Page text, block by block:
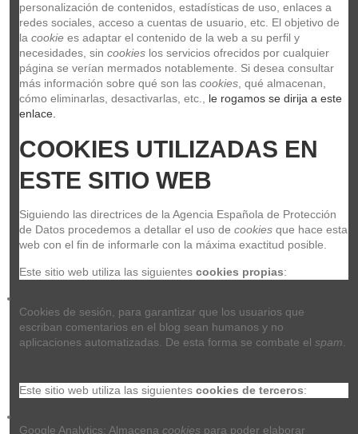
Levys MPFB-002
MPFB-002
PERRIS 1309
PERRIS
14,00 €
personalización de contenidos, estadísticas de uso, enlaces a
redes sociales, acceso a cuentas de usuario, etc. El objetivo de
la cookie es adaptar el contenido de la web a su perfil y
necesidades, sin cookies los servicios ofrecidos por cualquier
página se verían mermados notablemente. Si desea consultar
más información sobre qué son las cookies , qué almacenan,
cómo eliminarlas, desactivarlas, etc.,
le rogamos se dirija a este
enlace.
COOKIES UTILIZADAS EN
ESTE SITIO WEB
Siguiendo las directrices de la Agencia Española de Protección
de Datos procedemos a detallar el uso de cookies que hace esta
web con el fin de informarle con la máxima exactitud posible.
Este sitio web utiliza las siguientes cookies propias:
Cookies de sesión, para garantizar que los usuarios que
escriban comentarios en el blog sean humanos y no
aplicaciones automatizadas. De esta forma se combate el spam
Este sitio web utiliza las siguientes cookies de terceros:
Google Analytics: Almacena cookies para poder elaborar